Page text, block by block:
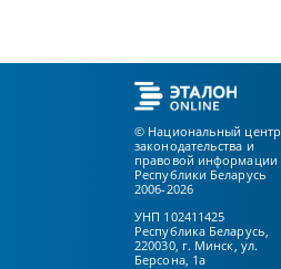
© Национальный центр
законодательства и
правовой информации
Республики Беларусь
2006-2026
УНП 102411425
Республика Беларусь,
220030, г. Минск, ул.
Берсона, 1а